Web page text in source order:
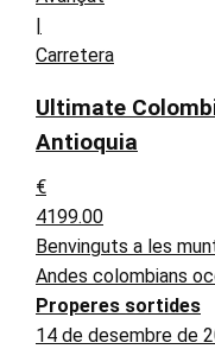
|
Carretera
Ultimate
Antioquia
€
4199.00
Benvinguts a les
Andes colombians
Properes sortides
14 de desembre de